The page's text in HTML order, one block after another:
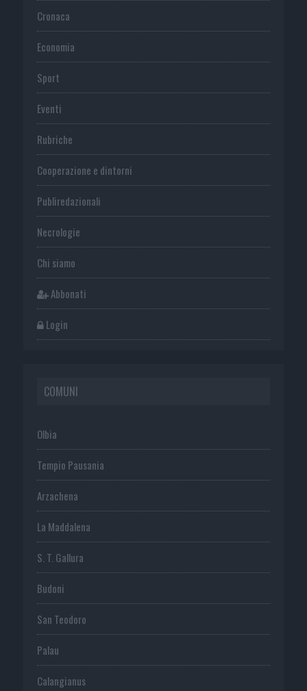
Cronaca
Economia
Sport
Eventi
Rubriche
Cooperazione e dintorni
Publiredazionali
Necrologie
Chi siamo
Abbonati
Login
COMUNI
Olbia
Tempio Pausania
Arzachena
La Maddalena
S. T. Gallura
Budoni
San Teodoro
Palau
Calangianus